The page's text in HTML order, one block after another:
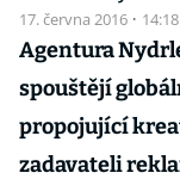
17. června 2016 · 14:18
Agentura
spouštějí
propojující
zadavateli